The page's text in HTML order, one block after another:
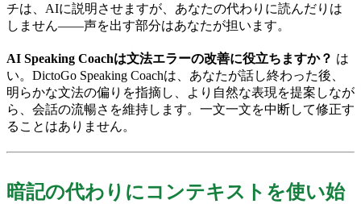
チは、AIに説明させますが、あなたの代わりに読んだりは
しません——声を出す部分はあなたが担います。
AI Speaking Coachは文法エラーの改善に役立ちますか？ は
い。DictoGo Speaking Coachは、あなたが話し終わった後、
明らかな文法の偏りを指摘し、より自然な表現を提案しなが
ら、会話の流暢さを維持します。一文一文を中断して修正す
ることはありません。
暗記の代わりにコンテキストを使い始